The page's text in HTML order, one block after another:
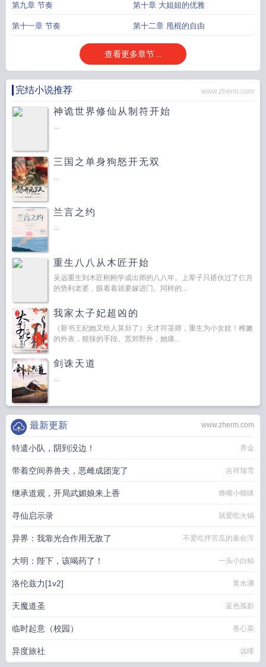
第九章 节奏 第十章 大姐姐的优雅
第十一章 节奏 第十二章 甩棍的自由
查看更多章节...
完结小说推荐 www.zherm.com
神诡世界修仙从制符开始
...
三国之单身狗怒开无双
...
兰言之约
...
重生八八从木匠开始
吴远重生到木匠刚刚学成出师的八八年。上辈子只搭伙过了仨月
的势利老婆，眼看着就要嫁进门。同样的...
我家太子妃超凶的
（新书王妃她又给人算卦了）天才符箓师，重生为小女娃！稚嫩
的外表，狠辣的手段。荒郊野外，她痛...
剑诛天道
...
www.zherm.com
最新更新
特遣小队，阴到没边！ 养金
带着空间养兽夫，恶雌成团宠了 吉祥瑞雪
继承道观，开局武媚娘来上香 馋嘴小猫咪
寻仙启示录 就爱吃火锅
异界：我靠光合作用无敌了 不爱吃拌苦瓜的秦命浑
大明：陛下，该喝药了！ 一头小白鲸
洛伦兹力[1v2] 浆水渊
天魔道圣 蓝色孤影
临时起意（校园） 卷心菜
异度旅社 远瞳